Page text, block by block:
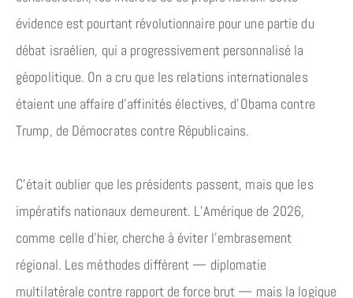
évidence est pourtant révolutionnaire pour une partie du
débat israélien, qui a progressivement personnalisé la
géopolitique. On a cru que les relations internationales
étaient une affaire d’affinités électives, d’Obama contre
Trump, de Démocrates contre Républicains.
C’était oublier que les présidents passent, mais que les
impératifs nationaux demeurent. L’Amérique de 2026,
comme celle d’hier, cherche à éviter l’embrasement
régional. Les méthodes diffèrent — diplomatie
multilatérale contre rapport de force brut — mais la logique